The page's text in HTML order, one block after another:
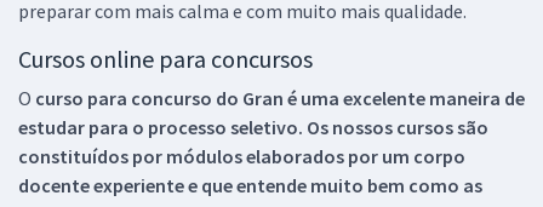
preparar com mais calma e com muito mais qualidade.
Cursos online para concursos
O curso para concurso do Gran é uma excelente maneira de
estudar para o processo seletivo. Os nossos cursos são
constituídos por módulos elaborados por um corpo
docente experiente e que entende muito bem como as